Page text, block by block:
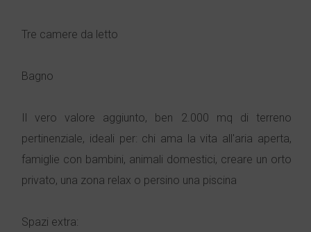
Tre camere da letto
Bagno
Il vero valore aggiunto, ben 2.000 mq di terreno
pertinenziale, ideali per: chi ama la vita all'aria aperta,
famiglie con bambini, animali domestici, creare un orto
privato, una zona relax o persino una piscina
Spazi extra: